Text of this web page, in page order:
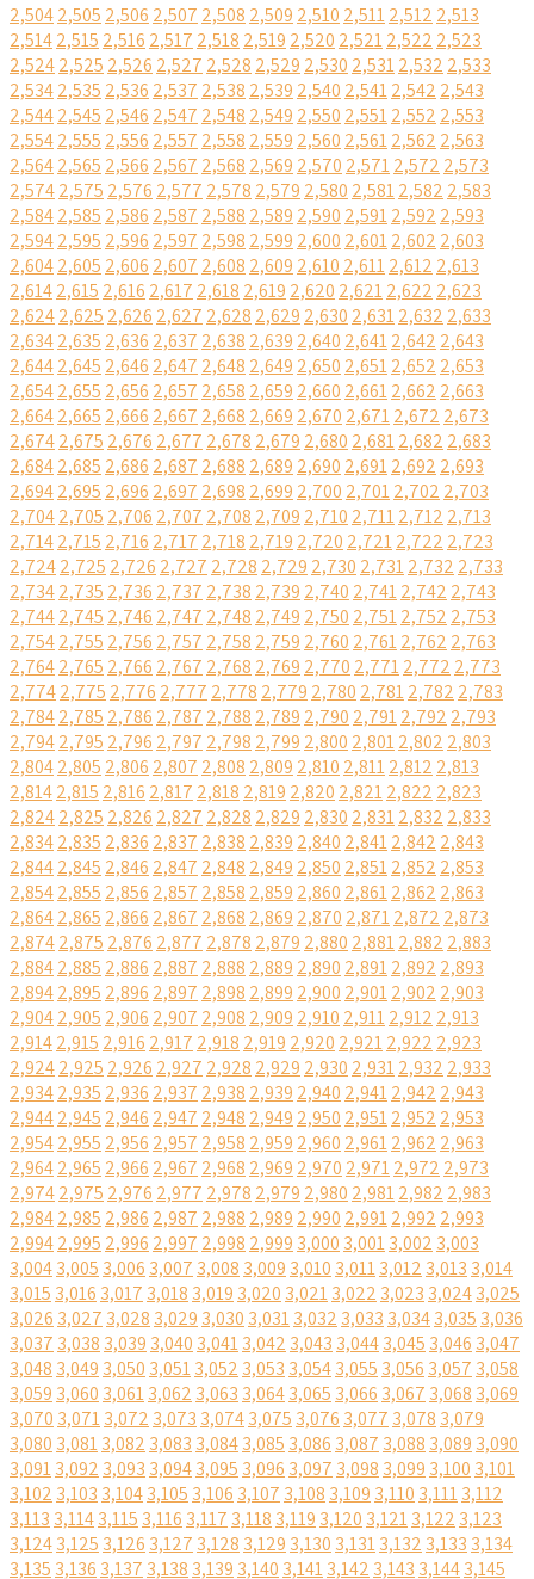
2,5042,505 2,506 2,507 2,508 2,509 2,510 2,5112,512 2,513
2,5142,515 2,516 2,517 2,518 2,519 2,520 2,5212,522 2,523
2,5242,525 2,526 2,527 2,528 2,529 2,530 2,5312,532 2,533
2,5342,535 2,536 2,537 2,538 2,539 2,540 2,5412,542 2,543
2,5442,545 2,546 2,547 2,548 2,549 2,550 2,5512,552 2,553
2,5542,555 2,556 2,557 2,558 2,559 2,560 2,5612,562 2,563
2,5642,565 2,566 2,567 2,568 2,569 2,570 2,5712,572 2,573
2,5742,575 2,576 2,577 2,578 2,579 2,580 2,5812,582 2,583
2,5842,585 2,586 2,587 2,588 2,589 2,590 2,5912,592 2,593
2,5942,595 2,596 2,597 2,598 2,599 2,600 2,6012,602 2,603
2,6042,605 2,606 2,607 2,608 2,609 2,610 2,6112,612 2,613
2,6142,615 2,616 2,617 2,618 2,619 2,620 2,6212,622 2,623
2,6242,625 2,626 2,627 2,628 2,629 2,630 2,6312,632 2,633
2,6342,635 2,636 2,637 2,638 2,639 2,640 2,6412,642 2,643
2,6442,645 2,646 2,647 2,648 2,649 2,650 2,6512,652 2,653
2,6542,655 2,656 2,657 2,658 2,659 2,660 2,6612,662 2,663
2,6642,665 2,666 2,667 2,668 2,669 2,670 2,6712,672 2,673
2,6742,675 2,676 2,677 2,678 2,679 2,680 2,6812,682 2,683
2,6842,685 2,686 2,687 2,688 2,689 2,690 2,6912,692 2,693
2,6942,695 2,696 2,697 2,698 2,699 2,700 2,7012,702 2,703
2,7042,705 2,706 2,707 2,708 2,709 2,710 2,7112,712 2,713
2,7142,715 2,716 2,717 2,718 2,719 2,720 2,7212,722 2,723
2,7242,725 2,726 2,727 2,728 2,729 2,730 2,7312,732 2,733
2,7342,735 2,736 2,737 2,738 2,739 2,740 2,7412,742 2,743
2,7442,745 2,746 2,747 2,748 2,749 2,750 2,7512,752 2,753
2,7542,755 2,756 2,757 2,758 2,759 2,760 2,7612,762 2,763
2,7642,765 2,766 2,767 2,768 2,769 2,770 2,7712,772 2,773
2,7742,775 2,776 2,777 2,778 2,779 2,780 2,7812,782 2,783
2,7842,785 2,786 2,787 2,788 2,789 2,790 2,7912,792 2,793
2,7942,795 2,796 2,797 2,798 2,799 2,800 2,8012,802 2,803
2,8042,805 2,806 2,807 2,808 2,809 2,810 2,8112,812 2,813
2,8142,815 2,816 2,817 2,818 2,819 2,820 2,8212,822 2,823
2,8242,825 2,826 2,827 2,828 2,829 2,830 2,8312,832 2,833
2,8342,835 2,836 2,837 2,838 2,839 2,840 2,8412,842 2,843
2,8442,845 2,846 2,847 2,848 2,849 2,850 2,8512,852 2,853
2,8542,855 2,856 2,857 2,858 2,859 2,860 2,8612,862 2,863
2,8642,865 2,866 2,867 2,868 2,869 2,870 2,8712,872 2,873
2,8742,875 2,876 2,877 2,878 2,879 2,880 2,8812,882 2,883
2,8842,885 2,886 2,887 2,888 2,889 2,890 2,8912,892 2,893
2,8942,895 2,896 2,897 2,898 2,899 2,900 2,9012,902 2,903
2,9042,905 2,906 2,907 2,908 2,909 2,910 2,9112,912 2,913
2,9142,915 2,916 2,917 2,918 2,919 2,920 2,9212,922 2,923
2,9242,925 2,926 2,927 2,928 2,929 2,930 2,9312,932 2,933
2,9342,935 2,936 2,937 2,938 2,939 2,940 2,9412,942 2,943
2,9442,945 2,946 2,947 2,948 2,949 2,950 2,9512,952 2,953
2,9542,955 2,956 2,957 2,958 2,959 2,960 2,9612,962 2,963
2,9642,965 2,966 2,967 2,968 2,969 2,970 2,9712,972 2,973
2,9742,975 2,976 2,977 2,978 2,979 2,980 2,9812,982 2,983
2,9842,985 2,986 2,987 2,988 2,989 2,990 2,9912,992 2,993
2,9942,995 2,996 2,997 2,998 2,999 3,000 3,0013,002 3,003
3,0043,005 3,006 3,007 3,008 3,009 3,010 3,0113,012 3,013 3,014
3,015 3,016 3,017 3,018 3,019 3,020 3,0213,022 3,023 3,0243,025
3,026 3,027 3,028 3,029 3,030 3,0313,032 3,033 3,0343,035 3,036
3,037 3,038 3,039 3,040 3,0413,042 3,043 3,0443,045 3,046 3,047
3,048 3,049 3,050 3,0513,052 3,053 3,0543,055 3,056 3,057 3,058
3,059 3,060 3,0613,062 3,063 3,0643,065 3,066 3,067 3,068 3,069
3,070 3,0713,072 3,073 3,0743,075 3,076 3,077 3,078 3,079
3,080 3,0813,082 3,083 3,0843,085 3,086 3,087 3,088 3,089 3,090
3,0913,092 3,093 3,0943,095 3,096 3,097 3,098 3,099 3,100 3,101
3,102 3,103 3,1043,105 3,106 3,107 3,108 3,109 3,110 3,1113,112
3,113 3,1143,115 3,116 3,117 3,118 3,119 3,120 3,1213,122 3,123
3,1243,125 3,126 3,127 3,128 3,129 3,130 3,1313,132 3,133 3,134
3,135 3,136 3,137 3,138 3,139 3,140 3,1413,142 3,143 3,1443,145